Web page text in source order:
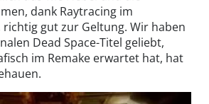
dank Raytracing im
gut zur Geltung. Wir haben
Dead Space-Titel geliebt,
im Remake erwartet hat, hat